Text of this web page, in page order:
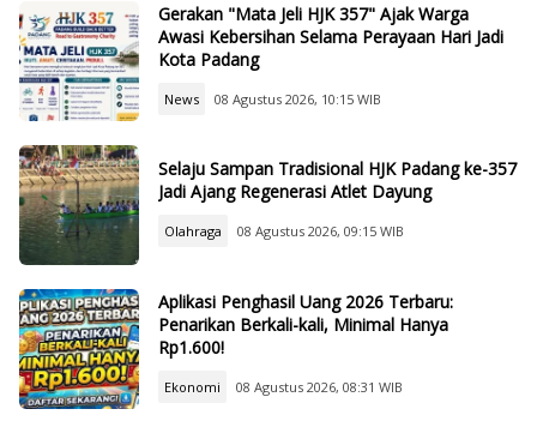
Gerakan "Mata Jeli HJK 357" Ajak Warga
Awasi Kebersihan Selama Perayaan Hari Jadi
Kota Padang
News 08 Agustus 2026, 10:15 WIB
Selaju Sampan Tradisional HJK Padang ke-357
Jadi Ajang Regenerasi Atlet Dayung
Olahraga 08 Agustus 2026, 09:15 WIB
Aplikasi Penghasil Uang 2026 Terbaru:
Penarikan Berkali-kali, Minimal Hanya
Rp1.600!
Ekonomi 08 Agustus 2026, 08:31 WIB